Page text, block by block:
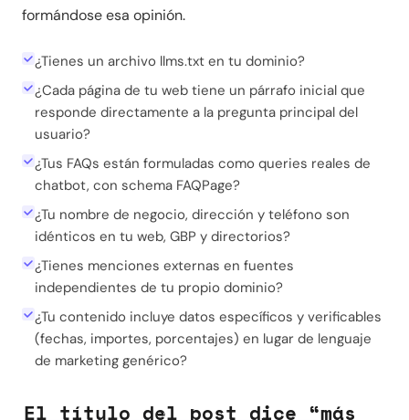
formándose esa opinión.
¿Tienes un archivo llms.txt en tu dominio?
¿Cada página de tu web tiene un párrafo inicial que
responde directamente a la pregunta principal del
usuario?
¿Tus FAQs están formuladas como queries reales de
chatbot, con schema FAQPage?
¿Tu nombre de negocio, dirección y teléfono son
idénticos en tu web, GBP y directorios?
¿Tienes menciones externas en fuentes
independientes de tu propio dominio?
¿Tu contenido incluye datos específicos y verificables
(fechas, importes, porcentajes) en lugar de lenguaje
de marketing genérico?
El título del post dice “más